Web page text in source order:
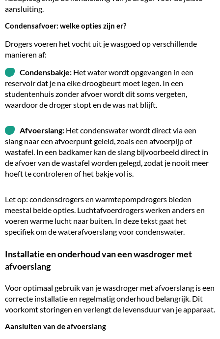
aansluiting.
Condensafvoer: welke opties zijn er?
Drogers voeren het vocht uit je wasgoed op verschillende
manieren af:
Condensbakje: Het water wordt opgevangen in een
reservoir dat je na elke droogbeurt moet legen. In een
studentenhuis zonder afvoer wordt dit soms vergeten,
waardoor de droger stopt en de was nat blijft.
Afvoerslang: Het condenswater wordt direct via een
slang naar een afvoerpunt geleid, zoals een afvoerpijp of
wastafel. In een badkamer kan de slang bijvoorbeeld direct in
de afvoer van de wastafel worden gelegd, zodat je nooit meer
hoeft te controleren of het bakje vol is.
Let op: condensdrogers en warmtepompdrogers bieden
meestal beide opties. Luchtafvoerdrogerswerken anders en
voeren warme lucht naar buiten. In deze tekst gaat het
specifiek om de waterafvoerslang voor condenswater.
Installatie en onderhoud van een wasdroger met
afvoerslang
Voor optimaal gebruik van je wasdroger met afvoerslang is een
correcte installatie en regelmatig onderhoud belangrijk. Dit
voorkomt storingen en verlengt de levensduur van je apparaat.
Aansluiten van de afvoerslang